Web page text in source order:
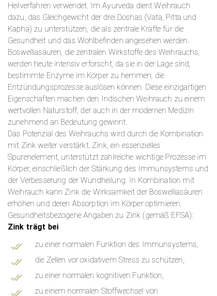
Heilverfahren verwendet. Im Ayurveda dient Weihrauch
dazu, das Gleichgewicht der drei Doshas (Vata, Pitta und
Kapha) zu unterstützen, die als zentrale Kräfte für die
Gesundheit und das Wohlbefinden angesehen werden.
Boswelliasäuren, die zentralen Wirkstoffe des Weihrauchs,
werden heute intensiv erforscht, da sie in der Lage sind,
bestimmte Enzyme im Körper zu hemmen, die
Entzündungsprozesse auslösen können. Diese einzigartigen
Eigenschaften machen den Indischen Weihrauch zu einem
wertvollen Naturstoff, der auch in der modernen Medizin
zunehmend an Bedeutung gewinnt.
Das Potenzial des Weihrauchs wird durch die Kombination
mit Zink weiter verstärkt. Zink, ein essenzielles
Spurenelement, unterstützt zahlreiche wichtige Prozesse im
Körper, einschließlich der Stärkung des Immunsystems und
der Verbesserung der Wundheilung. In Kombination mit
Weihrauch kann Zink die Wirksamkeit der Boswelliasäuren
erhöhen und deren Absorption im Körper optimieren.
Gesundheitsbezogene Angaben zu Zink (gemäß EFSA):
Zink trägt bei
zu einer normalen Funktion des Immunsystems,
die Zellen vor oxidativem Stress zu schützen,
zu einer normalen kognitiven Funktion,
zu einem normalen Stoffwechsel von